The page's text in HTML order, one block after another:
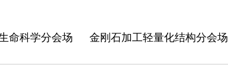
命科学分会场 金刚石加工轻量化结构分会场